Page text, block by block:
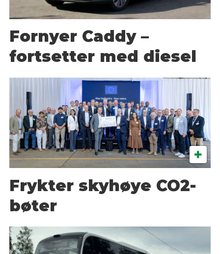
Fornyer Caddy –
fortsetter med diesel
Frykter skyhøye CO2-
bøter